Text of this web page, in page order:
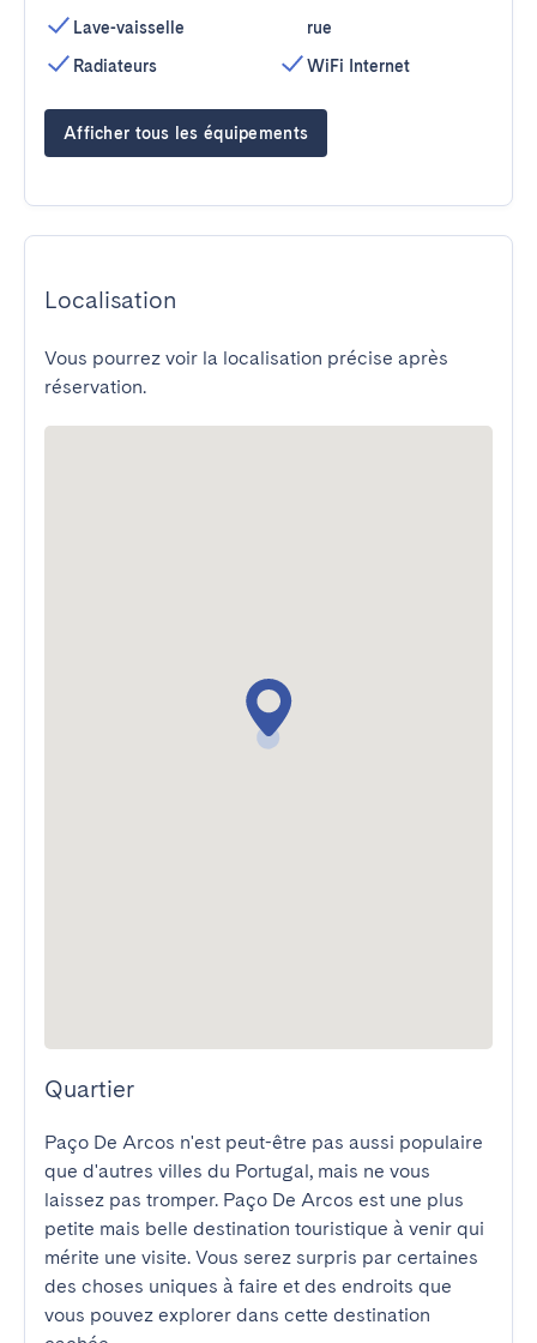
Lave-vaisselle
Radiateurs
rue
WiFi Internet
Afficher tous les équipements
Localisation
Vous pourrez voir la localisation précise après
réservation.
Quartier
Paço De Arcos n'est peut-être pas aussi populaire
que d'autres villes du Portugal, mais ne vous
laissez pas tromper. Paço De Arcos est une plus
petite mais belle destination touristique à venir qui
mérite une visite. Vous serez surpris par certaines
des choses uniques à faire et des endroits que
vous pouvez explorer dans cette destination